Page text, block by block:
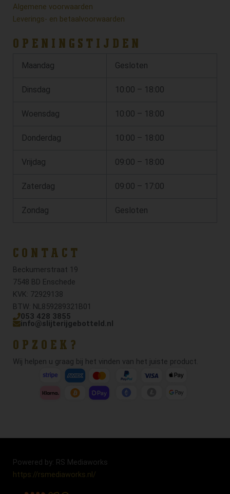
Algemene voorwaarden
Leverings- en betaalvoorwaarden
OPENINGSTIJDEN
Maandag Gesloten
Dinsdag 10:00 – 18:00
Woensdag 10:00 – 18:00
Donderdag 10:00 – 18:00
Vrijdag 09:00 – 18:00
Zaterdag 09:00 – 17:00
Zondag Gesloten
CONTACT
Beckumerstraat 19
7548 BD Enschede
KVK: 72929138
BTW: NL859289321B01
053 428 3855
info@slijterijgebotteld.nl
OPZOEK?
Wij helpen u graag bij het vinden van het juiste product.
Powered by: RS Mediaworks
https://rsmediaworks.nl/